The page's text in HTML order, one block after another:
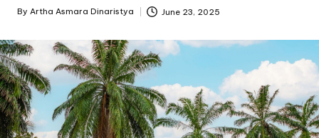
Posted
By Artha Asmara Dinaristya June 23, 2025